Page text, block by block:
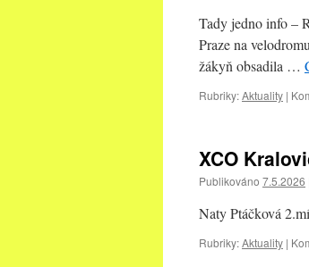
Tady jedno info –
Praze na
žákyň obsadila …
Rubriky:Aktuality |
XCO
Publikováno 7.5.2026
Naty Ptáčková
Rubriky:Aktuality |